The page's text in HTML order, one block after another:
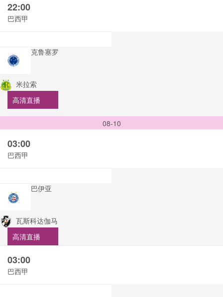
22:00
巴西甲
克鲁塞罗
米拉索
高清直播
08-10
03:00
巴西甲
巴伊亚
瓦斯科达伽马
高清直播
03:00
巴西甲